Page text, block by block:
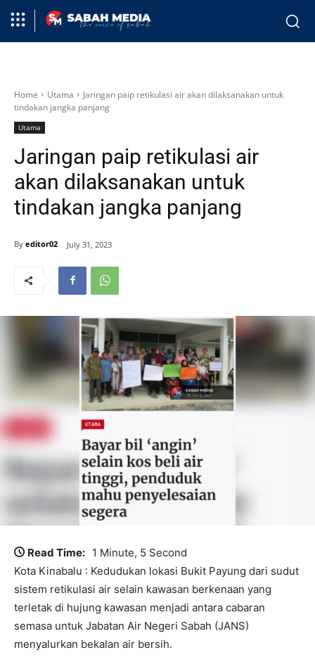
Home Utama
Jaringan paip retikulasi air akan dilaksanakan untuk
tindakan jangka panjang
Utama
Jaringan paip retikulasi air
akan dilaksanakan untuk
tindakan jangka panjang
By editor02 July 31, 2023
Read Time: 1 Minute, 5 Second
Kota Kinabalu : Kedudukan lokasi Bukit Payung dari sudut
sistem retikulasi air selain kawasan berkenaan yang
terletak di hujung kawasan menjadi antara cabaran
semasa untuk Jabatan Air Negeri Sabah (JANS)
menyalurkan bekalan air bersih.